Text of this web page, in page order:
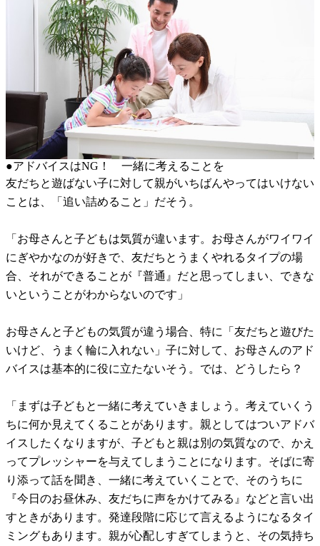
●アドバイスはNG！ 一緒に考えることを
友だちと遊ばない子に対して親がいちばんやってはいけない
ことは、「追い詰めること」だそう。
「お母さんと子どもは気質が違います。お母さんがワイワイ
にぎやかなのが好きで、友だちとうまくやれるタイプの場
合、それができることが『普通』だと思ってしまい、できな
いということがわからないのです」
お母さんと子どもの気質が違う場合、特に「友だちと遊びた
いけど、うまく輪に入れない」子に対して、お母さんのアド
バイスは基本的に役に立たないそう。では、どうしたら？
「まずは子どもと一緒に考えていきましょう。考えていくう
ちに何か見えてくることがあります。親としてはついアドバ
イスしたくなりますが、子どもと親は別の気質なので、かえ
ってプレッシャーを与えてしまうことになります。そばに寄
り添って話を聞き、一緒に考えていくことで、そのうちに
『今日のお昼休み、友だちに声をかけてみる』などと言い出
すときがあります。発達段階に応じて言えるようになるタイ
ミングもあります。親が心配しすぎてしまうと、その気持ち